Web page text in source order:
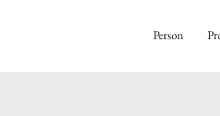
Person